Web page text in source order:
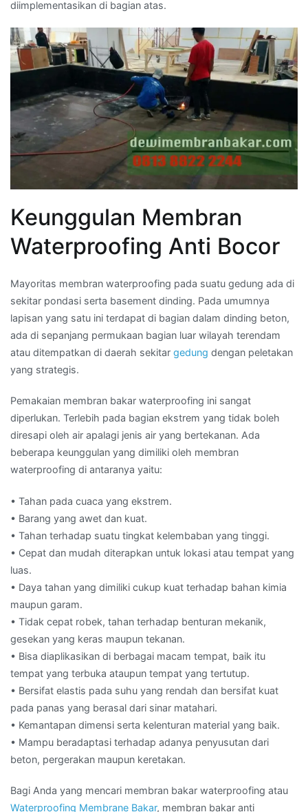
diimplementasikan di bagian atas.
Keunggulan Membran
Waterproofing Anti Bocor
Mayoritas membran waterproofing pada suatu gedung ada di
sekitar pondasi serta basement dinding. Pada umumnya
lapisan yang satu ini terdapat di bagian dalam dinding beton,
ada di sepanjang permukaan bagian luar wilayah terendam
atau ditempatkan di daerah sekitar gedung dengan peletakan
yang strategis.
Pemakaian membran bakar waterproofing ini sangat
diperlukan. Terlebih pada bagian ekstrem yang tidak boleh
diresapi oleh air apalagi jenis air yang bertekanan. Ada
beberapa keunggulan yang dimiliki oleh membran
waterproofing di antaranya yaitu:
• Tahan pada cuaca yang ekstrem.
• Barang yang awet dan kuat.
• Tahan terhadap suatu tingkat kelembaban yang tinggi.
• Cepat dan mudah diterapkan untuk lokasi atau tempat yang
luas.
• Daya tahan yang dimiliki cukup kuat terhadap bahan kimia
maupun garam.
• Tidak cepat robek, tahan terhadap benturan mekanik,
gesekan yang keras maupun tekanan.
• Bisa diaplikasikan di berbagai macam tempat, baik itu
tempat yang terbuka ataupun tempat yang tertutup.
• Bersifat elastis pada suhu yang rendah dan bersifat kuat
pada panas yang berasal dari sinar matahari.
• Kemantapan dimensi serta kelenturan material yang baik.
• Mampu beradaptasi terhadap adanya penyusutan dari
beton, pergerakan maupun keretakan.
Bagi Anda yang mencari membran bakar waterproofing atau
Waterproofing Membrane Bakar, membran bakar anti